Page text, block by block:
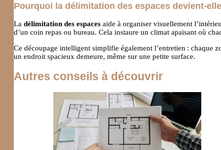
Pourquoi la délimitation des espaces devient-
La délimitation des espaces aide à organiser visuellement
d’un coin repas ou bureau. Cela instaure un climat apaisant où
Ce découpage intelligent simplifie également l’entretien : chaque
un endroit spacieux demeure, même sur une petite surface.
Autres conseils à découvrir